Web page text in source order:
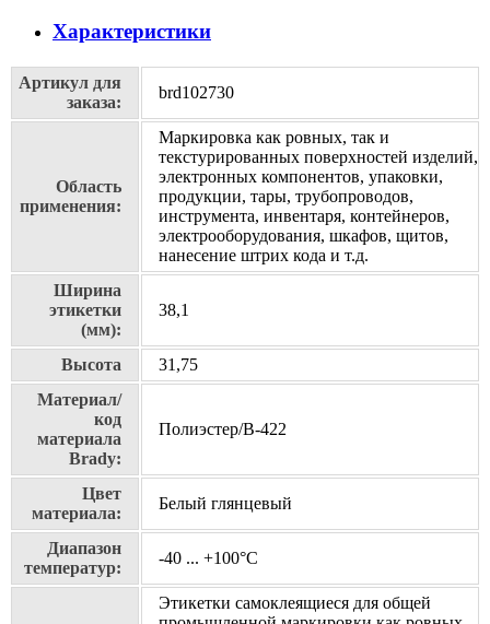
Характеристики
Артикул для
заказа:
brd102730
Область
применения:
Маркировка как ровных, так и
текстурированных поверхностей изделий,
электронных компонентов, упаковки,
продукции, тары, трубопроводов,
инструмента, инвентаря, контейнеров,
электрооборудования, шкафов, щитов,
нанесение штрих кода и т.д.
Ширина
этикетки
(мм):
38,1
Высота
31,75
Материал/
код
материала
Brady:
Полиэстер/В-422
Цвет
материала:
Белый глянцевый
Диапазон
температур:
-40 ... +100°С
Этикетки самоклеящиеся для общей